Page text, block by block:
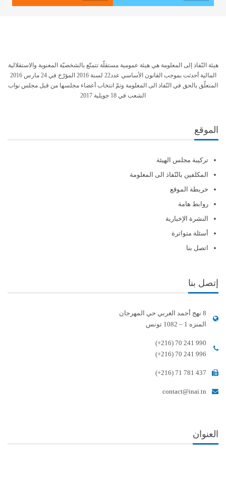
هيئة النّفاذ إلى المعلومة هي هيئة عمومية مستقلّة تتمتّع بالشخصيّة المعنوية والاستقلالية
المالية أحدثت بموجب القانون الأساسي عدد22 لسنة 2016 المؤرّخ في 24 مارس 2016
المتعلّق بالحق في النّفاذ الى المعلومة وتمّ انتخاب أعضاء مجلسها من قبل مجلس نواب
الشعب في 18 جويلية 2017
الموقع
تركيبة مجلس الهيئة
المكلفين بالنّفاذ الى المعلومة
خريطة الموقع
روابط هامة
النشرة الإخبارية
أسئلة متواترة
اتصل بنا
إتصل بنا
8 نهج أحمد الغربي حي المهرجان
المنزه 1 – 1082 تونس
(+216) 70 241 990
(+216) 70 241 996
(+216) 71 781 437
contact@inai.tn
العنوان